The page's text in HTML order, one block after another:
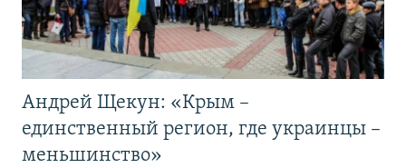
Андрей Щекун: «Крым –
единственный регион, где украинцы –
меньшинство»